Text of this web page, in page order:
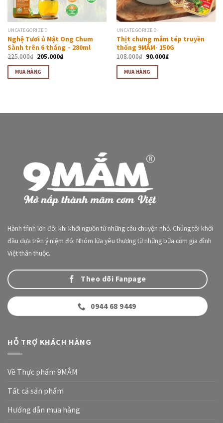
UNCATEGORIZED
Nghệ Tươi ủ Mật Ong Chum
Sành trên 6 tháng – 280ml
225.000₫ 205.000₫
MUA HÀNG
UNCATEGORIZED
Thịt chưng mắm tép truyền
thống 9MẮM- 150G
108.000₫ 90.000₫
MUA HÀNG
Hành trình lớn đôi khi khởi nguồn từ những câu chuyện nhỏ. Chúng tôi khởi
đầu dựa trên ý niệm đó: Nhóm lửa yêu thương từ những bữa cơm gia đình
Việt thân thuộc.
Theo dõi Fanpage
0944 68 9449
HỖ TRỢ KHÁCH HÀNG
Về Thực phẩm 9MẮM
Tất cả sản phẩm
Hướng dẫn mua hàng